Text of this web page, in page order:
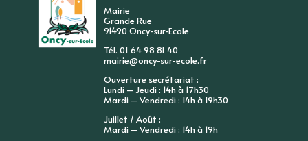
Mairie
Grande Rue
91490 Oncy-sur-Ecole
Tél. 01 64 98 81 40
mairie@oncy-sur-ecole.fr
Ouverture secrétariat :
Lundi – Jeudi : 14h à 17h30
Mardi – Vendredi : 14h à 19h30
Juillet / Août :
Mardi – Vendredi : 14h à 19h